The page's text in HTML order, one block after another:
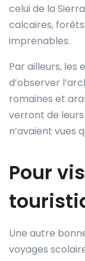
celui de la
calcaires,
imprenables.
Par ailleurs, les
d’observer
romaines et
verront de leurs
n’avaient vues
Pour
Une autre
voyages